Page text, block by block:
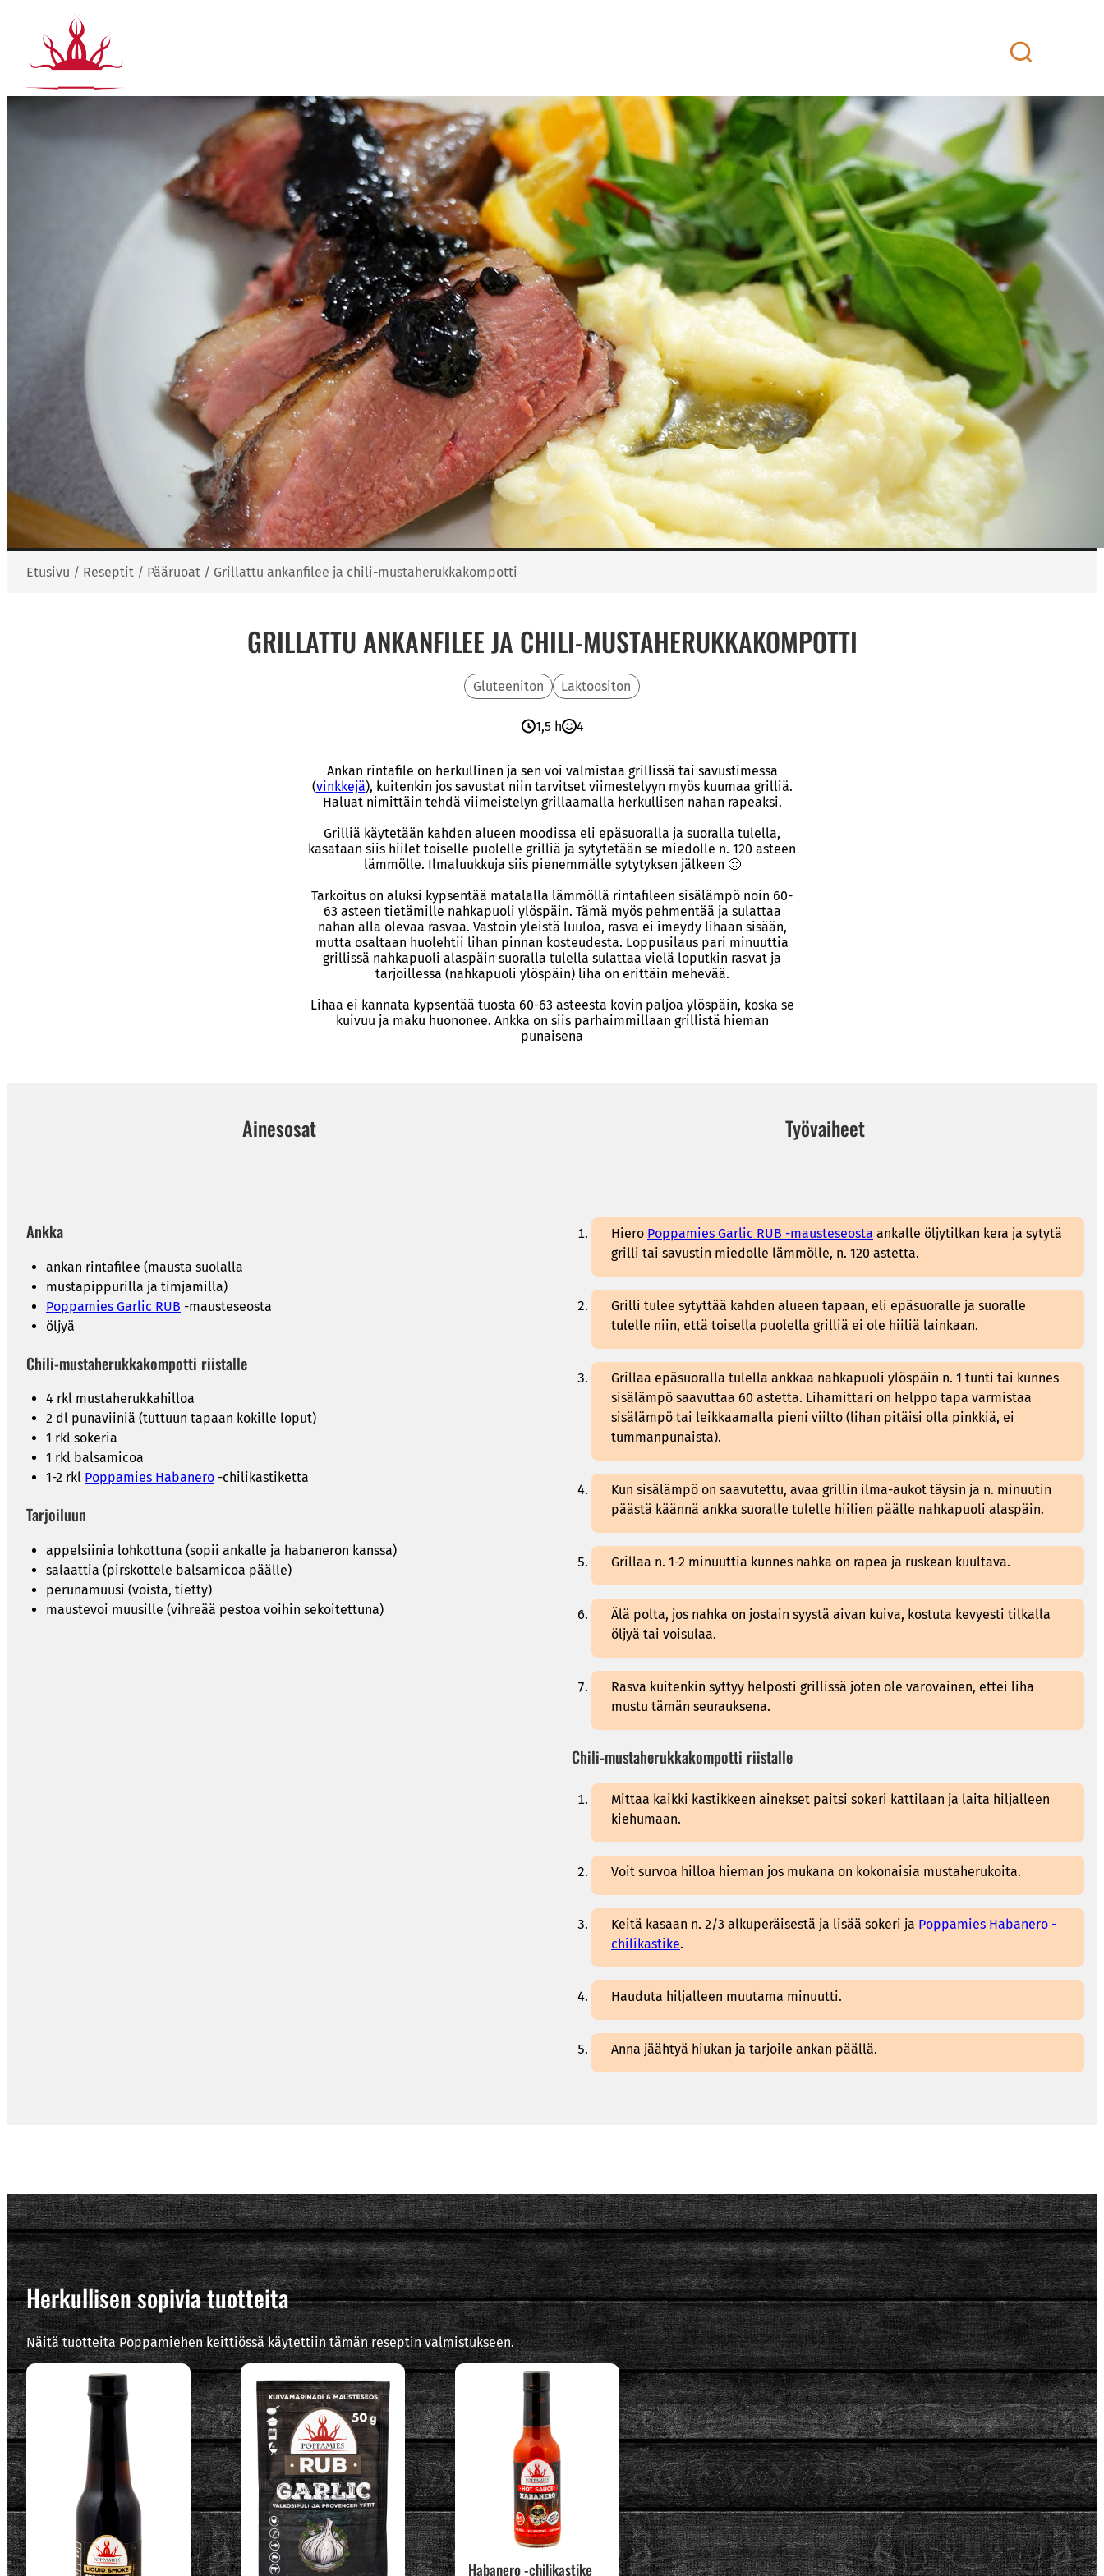
sisältöön
Etusivu / Reseptit / Pääruoat / Grillattu ankanfilee ja chili-mustaherukkakompotti
GRILLATTU ANKANFILEE JA CHILI-MUSTAHERUKKAKOMPOTTI
Gluteeniton Laktoositon
1,5 h 4
Ankan rintafile on herkullinen ja sen voi valmistaa grillissä tai savustimessa
(vinkkejä), kuitenkin jos savustat niin tarvitset viimestelyyn myös kuumaa grilliä.
Haluat nimittäin tehdä viimeistelyn grillaamalla herkullisen nahan rapeaksi.
Grilliä käytetään kahden alueen moodissa eli epäsuoralla ja suoralla tulella,
kasataan siis hiilet toiselle puolelle grilliä ja sytytetään se miedolle n. 120 asteen
lämmölle. Ilmaluukkuja siis pienemmälle sytytyksen jälkeen 🙂
Tarkoitus on aluksi kypsentää matalalla lämmöllä rintafileen sisälämpö noin 60-
63 asteen tietämille nahkapuoli ylöspäin. Tämä myös pehmentää ja sulattaa
nahan alla olevaa rasvaa. Vastoin yleistä luuloa, rasva ei imeydy lihaan sisään,
mutta osaltaan huolehtii lihan pinnan kosteudesta. Loppusilaus pari minuuttia
grillissä nahkapuoli alaspäin suoralla tulella sulattaa vielä loputkin rasvat ja
tarjoillessa (nahkapuoli ylöspäin) liha on erittäin mehevää.
Lihaa ei kannata kypsentää tuosta 60-63 asteesta kovin paljoa ylöspäin, koska se
kuivuu ja maku huononee. Ankka on siis parhaimmillaan grillistä hieman
punaisena
Ainesosat Työvaiheet
Ankka
ankan rintafilee (mausta suolalla
mustapippurilla ja timjamilla)
Poppamies Garlic RUB -mausteseosta
öljyä
Chili-mustaherukkakompotti riistalle
4 rkl mustaherukkahilloa
2 dl punaviiniä (tuttuun tapaan kokille loput)
1 rkl sokeria
1 rkl balsamicoa
1-2 rkl Poppamies Habanero -chilikastiketta
Tarjoiluun
appelsiinia lohkottuna (sopii ankalle ja habaneron kanssa)
salaattia (pirskottele balsamicoa päälle)
perunamuusi (voista, tietty)
maustevoi muusille (vihreää pestoa voihin sekoitettuna)
Hiero Poppamies Garlic RUB -mausteseosta ankalle öljytilkan kera ja sytytä
grilli tai savustin miedolle lämmölle, n. 120 astetta.
Grilli tulee sytyttää kahden alueen tapaan, eli epäsuoralle ja suoralle
tulelle niin, että toisella puolella grilliä ei ole hiiliä lainkaan.
Grillaa epäsuoralla tulella ankkaa nahkapuoli ylöspäin n. 1 tunti tai kunnes
sisälämpö saavuttaa 60 astetta. Lihamittari on helppo tapa varmistaa
sisälämpö tai leikkaamalla pieni viilto (lihan pitäisi olla pinkkiä, ei
tummanpunaista).
Kun sisälämpö on saavutettu, avaa grillin ilma-aukot täysin ja n. minuutin
päästä käännä ankka suoralle tulelle hiilien päälle nahkapuoli alaspäin.
Grillaa n. 1-2 minuuttia kunnes nahka on rapea ja ruskean kuultava.
Älä polta, jos nahka on jostain syystä aivan kuiva, kostuta kevyesti tilkalla
öljyä tai voisulaa.
Rasva kuitenkin syttyy helposti grillissä joten ole varovainen, ettei liha
mustu tämän seurauksena.
Chili-mustaherukkakompotti riistalle
Mittaa kaikki kastikkeen ainekset paitsi sokeri kattilaan ja laita hiljalleen
kiehumaan.
Voit survoa hilloa hieman jos mukana on kokonaisia mustaherukoita.
Keitä kasaan n. 2/3 alkuperäisestä ja lisää sokeri ja Poppamies Habanero -
chilikastike.
Hauduta hiljalleen muutama minuutti.
Anna jäähtyä hiukan ja tarjoile ankan päällä.
Herkullisen sopivia tuotteita
Näitä tuotteita Poppamiehen keittiössä käytettiin tämän reseptin valmistukseen.
Habanero -chilikastike